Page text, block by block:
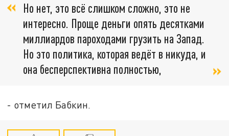
Но нет, это всё слишком сложно, это не
интересно. Проще деньги опять десятками
миллиардов пароходами грузить на Запад.
Но это политика, которая ведёт в никуда, и
она бесперспективна полностью,
- отметил Бабкин.